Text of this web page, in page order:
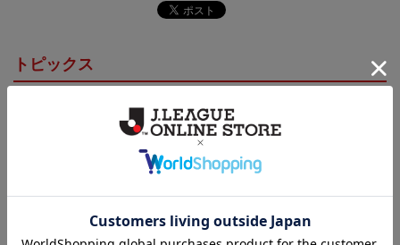
トピックス
こだわりのデザインに注目！タオルマフラーは応援
の必須アイテム！
岩手
いわてグルージャ盛岡のすべてのグッズをチェック
したい方に！全グッズ一覧はこちら！